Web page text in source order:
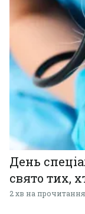
День
свято тих,
2 хв на прочитання